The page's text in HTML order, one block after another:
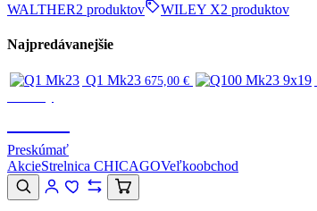
WALTHER2 produktov WILEY X2 produktov
Najpredávanejšie
Q1 Mk23 675,00 €
Preskúmať
AkcieStrelnica CHICAGOVeľkoobchod